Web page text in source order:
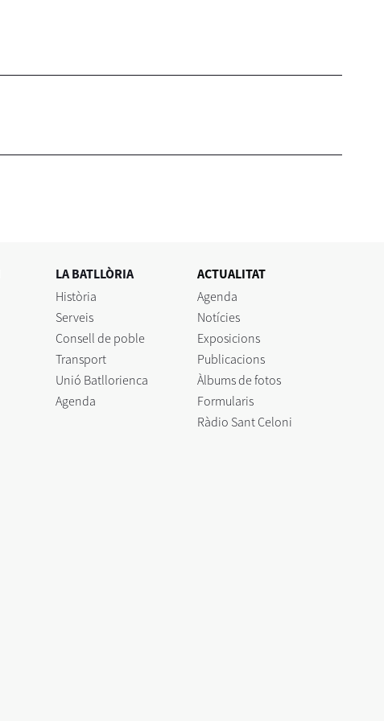
LA BATLLÒRIA
Història
Serveis
Consell de poble
Transport
Unió Batllorienca
Agenda
ACTUALITAT
Agenda
Notícies
Exposicions
Publicacions
Àlbums de fotos
Formularis
Ràdio Sant Celoni